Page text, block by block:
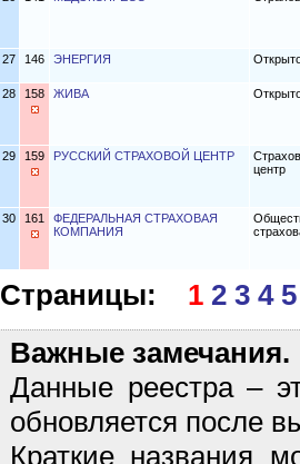
27 146 ЭНЕРГИЯ
28 158 ЖИВА
29 159 РУССКИЙ СТРАХОВОЙ ЦЕНТР
центр
30 161
ФЕДЕРАЛЬНАЯ СТРАХОВАЯ
КОМПАНИЯ
Страницы: 1 2 3 4 5
Важные замечания.
Данные реестра –
обновляется после
Краткие названия